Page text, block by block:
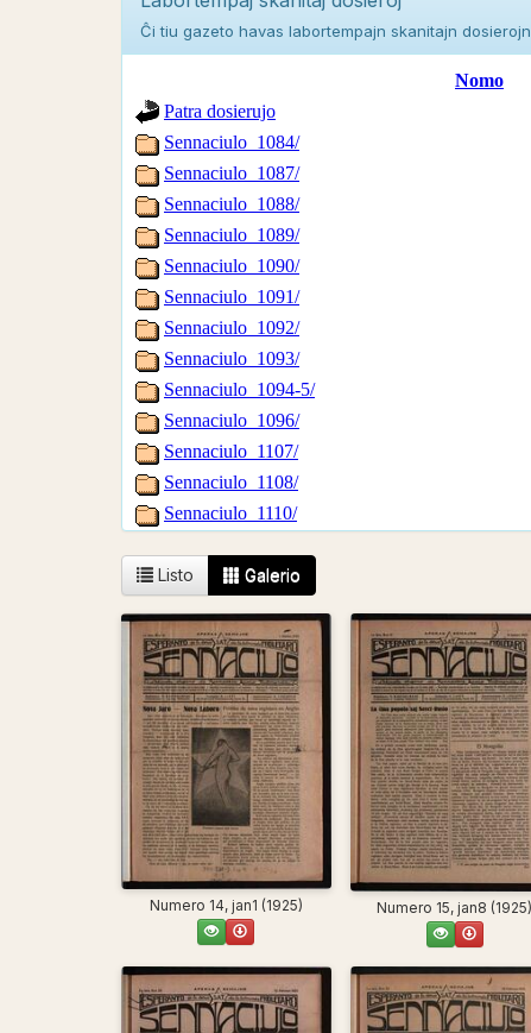
Ĉi tiu gazeto havas labortempajn skanitajn
Listo Galerio
Numero 14, jan1 (1925) Numero 15, jan8 (1925)